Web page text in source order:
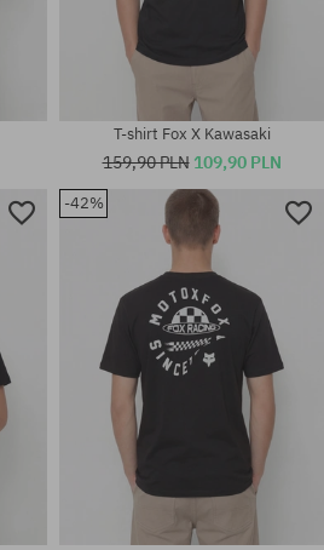
Dostępne rozmiary:
T-shirt Fox X Kawasaki
159,90 PLN 109,90 PLN
-42%